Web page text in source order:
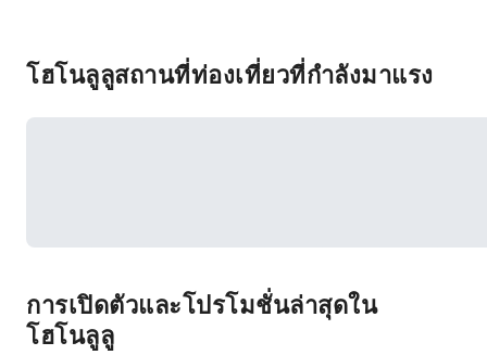
โฮโนลูลูสถานที่ท่องเที่ยวที่กำลังมาแรง
การเปิดตัวและโปรโมชั่นล่าสุดใน
โฮโนลูลู